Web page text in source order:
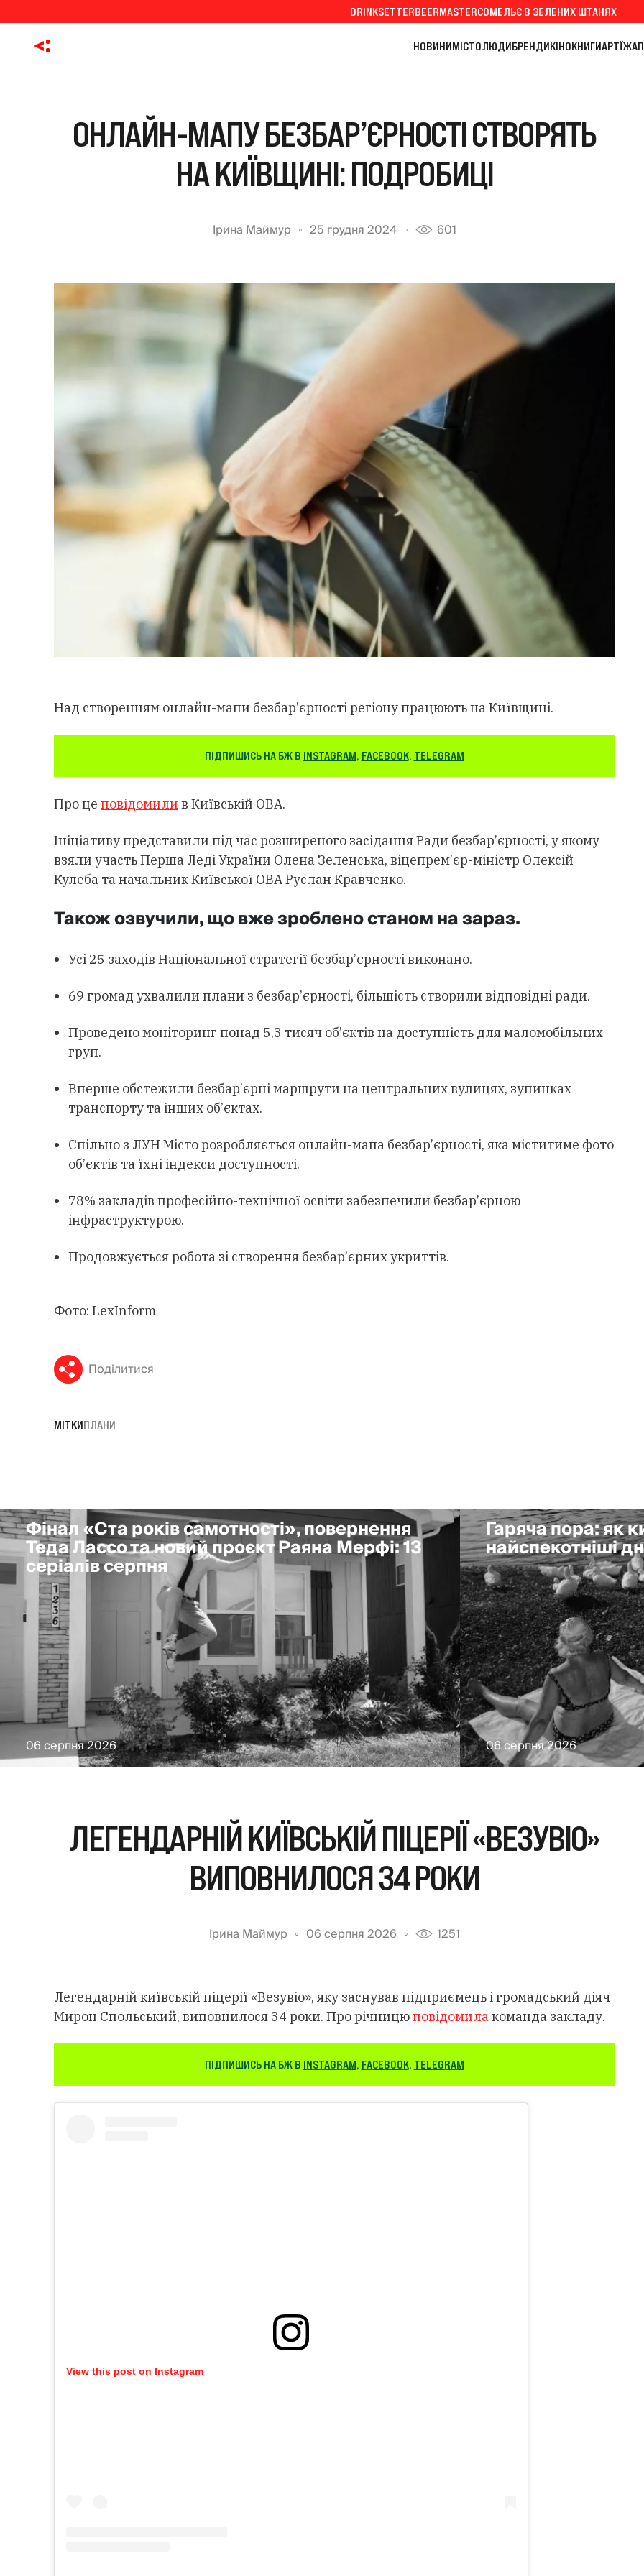
DRINKSETTERBEERMASTERСОМЕЛЬЄ В ЗЕЛЕНИХ ШТАНЯХ
НОВИНИМІСТОЛЮДИБРЕНДИКІНОКНИГИАРТЇЖА
ОНЛАЙН-МАПУ БЕЗБАР’ЄРНОСТІ СТВОРЯТЬ
НА КИЇВЩИНІ: ПОДРОБИЦІ
Ірина Маймур 25 грудня 2024 601
Над створенням онлайн-мапи безбар’єрності регіону працюють на Київщині.
ПІДПИШИСЬ НА БЖ В INSTAGRAM, FACEBOOK, TELEGRAM
Про це повідомили в Київській ОВА.
Ініціативу представили під час розширеного засідання Ради безбар’єрності, у якому
взяли участь Перша Леді України Олена Зеленська, віцепрем’єр-міністр Олексій
Кулеба та начальник Київської ОВА Руслан Кравченко.
Також озвучили, що вже зроблено станом на зараз.
Усі 25 заходів Національної стратегії безбар’єрності виконано.
69 громад ухвалили плани з безбар’єрності, більшість створили відповідні ради.
Проведено моніторинг понад 5,3 тисяч об’єктів на доступність для маломобільних
груп.
Вперше обстежили безбар’єрні маршрути на центральних вулицях, зупинках
транспорту та інших об’єктах.
Спільно з ЛУН Місто розробляється онлайн-мапа безбар’єрності, яка міститиме фото
об’єктів та їхні індекси доступності.
78% закладів професійно-технічної освіти забезпечили безбар’єрною
інфраструктурою.
Продовжується робота зі створення безбар’єрних укриттів.
Фото: LexInform
Поділитися
МІТКИПЛАНИ
Фінал «Ста років самотності», повернення
Теда Лассо та новий проєкт Раяна Мерфі: 13
серіалів серпня
06 серпня 2026
Гаряча пора: як
найспекотніші
06 серпня 2026
ЛЕГЕНДАРНІЙ КИЇВСЬКІЙ ПІЦЕРІЇ «ВЕЗУВІО»
ВИПОВНИЛОСЯ 34 РОКИ
Ірина Маймур 06 серпня 2026 1251
Легендарній київській піцерії «Везувіо», яку заснував підприємець і громадський діяч
Мирон Спольський, виповнилося 34 роки. Про річницюповідомилакоманда закладу.
ПІДПИШИСЬ НА БЖ В INSTAGRAM, FACEBOOK, TELEGRAM
View this post on Instagram